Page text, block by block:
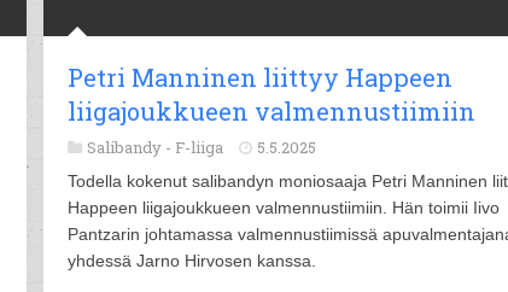
Petri Manninen liittyy Happeen
liigajoukkueen valmennustiimiin
Salibandy - F-liiga 5.5.2025
Todella kokenut salibandyn moniosaaja Petri Manninen
Happeen liigajoukkueen valmennustiimiin. Hän toimii Iivo
Pantzarin johtamassa valmennustiimissä
yhdessä Jarno Hirvosen kanssa.